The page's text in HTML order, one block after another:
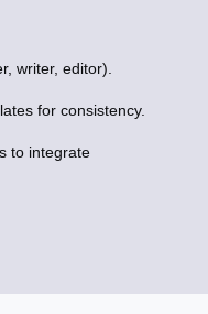
writer, editor).
for consistency.
to integrate